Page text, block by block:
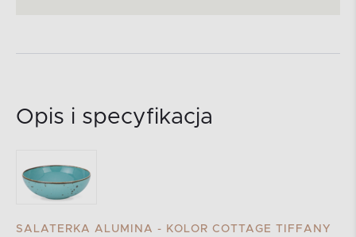
Opis i specyfikacja
SALATERKA ALUMINA - KOLOR COTTAGE TIFFANY